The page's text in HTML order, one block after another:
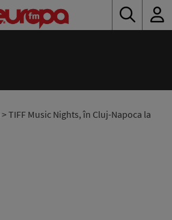
> TIFF Music Nights, în Cluj-Napoca la